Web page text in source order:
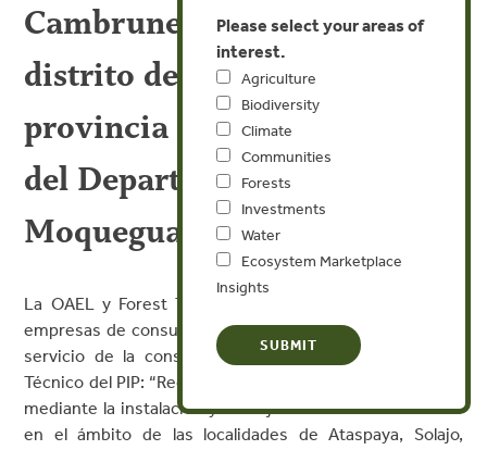
Cambrune y Somoa, del
distrito de Carumas,
provincia de Mariscal Nieto
del Departamento de
Moquegua”
La OAEL y Forest Trends invitan a los profesionales y
empresas de consultoría a participar del proceso para el
servicio de la consultoría: Elaboración del Expediente
Técnico del PIP: “Recuperación de los suelos degradados
mediante la instalación y manejo de recursos forestales
en el ámbito de las localidades de Ataspaya, Solajo,
Please select your areas of
interest.
Agriculture
Biodiversity
Climate
Communities
Forests
Investments
Water
Ecosystem Marketplace
Insights